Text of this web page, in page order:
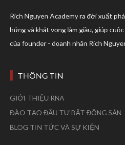
Rich Nguyen Academy ra đời xuất
hứng và khát vọng làm giàu, giúp
của founder - doanh nhân Rich
THÔNG TIN
GIỚI THIỆU RNA
ĐÀO TẠO ĐẦU TƯ BẤT ĐỘNG SẢN
BLOG TIN TỨC VÀ SỰ KIỆN